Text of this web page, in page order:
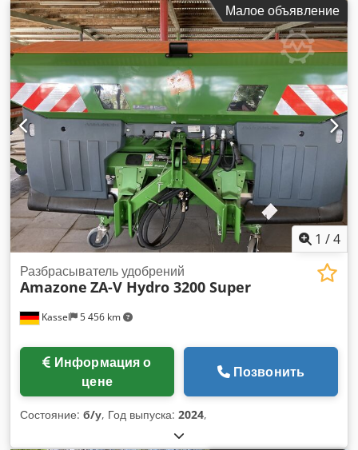
Малое объявление
1 /4
Kassel 5 456 km
Разбрасыватель удобрений
Amazone ZA-V Hydro 3200 Super
цене
Позвонить
Состояние: б/у, Год выпуска: 2024,